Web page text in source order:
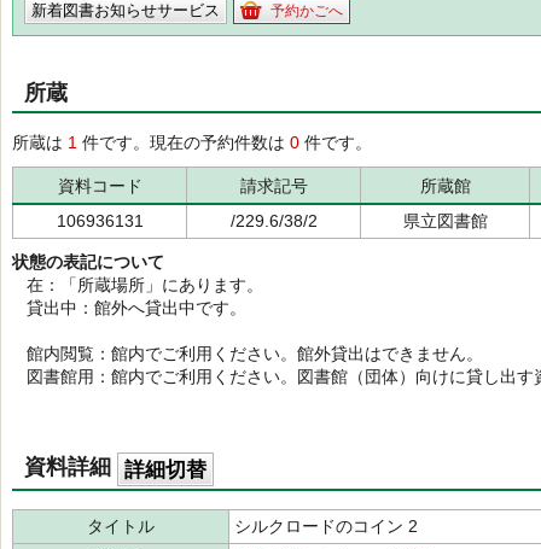
新着図書お知らせサービス 予約かごへ
所蔵
所蔵は 1 件です。現在の予約件数は 0 件です。
資料コード 請求記号
所蔵館
106936131
/229.6/38/2 県立図書館
状態の表記について
在：「所蔵場所」にあります。
貸出中：館外へ貸出中です。
館内閲覧：館内でご利用ください。館外貸出はできません。
図書館用：館内でご利用ください。図書館（団体）向けに貸し出す
資料詳細 詳細切替
タイトル
シルクロードのコイン 2